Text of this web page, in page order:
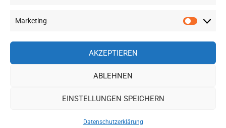
Marketing
AKZEPTIEREN
ABLEHNEN
EINSTELLUNGEN SPEICHERN
Datenschutzerklärung
LUGAUSWAHL IN SÜDOSTASIEN ZU S
WordPress-Theme: Gridbox von ThemeZee.